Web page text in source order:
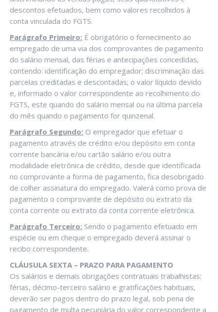
descontos efetuados, bem como valores recolhidos à
conta vinculada do FGTS.
Parágrafo Primeiro: É obrigatório o fornecimento ao
empregado de uma via dos comprovantes de pagamento
do salário mensal, das férias e antecipações concedidas,
contendo: identificação do empregador; discriminação das
parcelas creditadas e descontadas; o valor líquido devido
e, informado o valor correspondente ao recolhimento do
FGTS, este quando do salário mensal ou na última parcela
do mês quando o pagamento for quinzenal.
Parágrafo Segundo: O empregador que efetuar o
pagamento através de crédito e/ou depósito em conta
corrente bancária e/ou cartão salário e/ou outra
modalidade eletrônica de crédito, desde que identificada
no comprovante a forma de pagamento, fica desobrigado
de colher assinatura do empregado. Valerá como prova de
pagamento o comprovante de depósito ou extrato da
conta corrente ou extrato da conta corrente eletrônica.
Parágrafo Terceiro: Sendo o pagamento efetuado em
espécie ou em cheque o empregado deverá assinar o
recibo correspondente.
CLÁUSULA SEXTA – PRAZO PARA PAGAMENTO
Os salários e demais obrigações contratuais trabalhistas:
férias, décimo-terceiro salário e gratificações habituais,
deverão ser pagos dentro do prazo legal, sob pena de
pagamento de multa pecuniária do valor correspondente a